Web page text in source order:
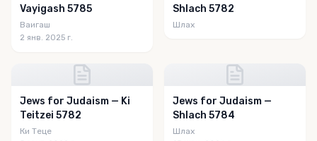
Vayigash 5785
Ваигаш
2 янв. 2025 г.
Shlach 5782
Шлах
Jews for Judaism — Ki
Teitzei 5782
Ки Теце
Jews for Judaism —
Shlach 5784
Шлах